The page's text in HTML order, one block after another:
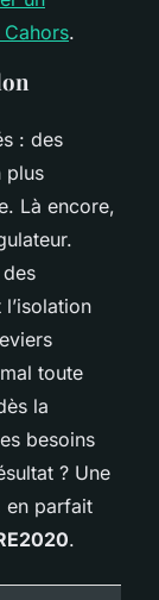
.
: des
plus
Là encore,
toute
la
besoins
? Une
en parfait
.